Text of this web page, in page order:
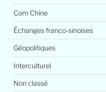
Com Chine
Échanges franco-sinoises
Géopolitiques
Interculturel
Non classé